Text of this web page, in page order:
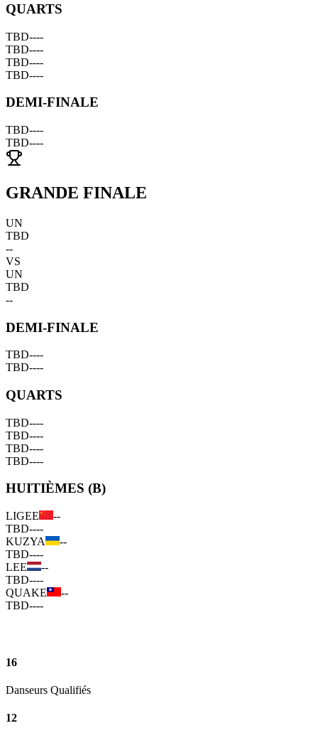
QUARTS
TBD----
TBD----
TBD----
TBD----
DEMI-FINALE
TBD----
TBD----
GRANDE FINALE
UN
TBD
--
VS
UN
TBD
--
DEMI-FINALE
TBD----
TBD----
QUARTS
TBD----
TBD----
TBD----
TBD----
HUITIÈMES (B)
LIGEE
--
TBD----
KUZYA
--
TBD----
LEE
--
TBD----
QUAKE
--
TBD----
16
Danseurs Qualifiés
12